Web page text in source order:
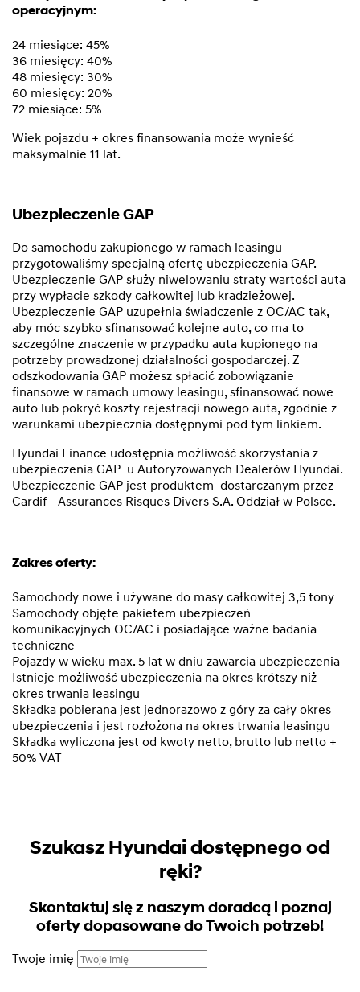
operacyjnym:
24 miesiące: 45%
36 miesięcy: 40%
48 miesięcy: 30%
60 miesięcy: 20%
72 miesiące: 5%
Wiek pojazdu + okres finansowania może wynieść
maksymalnie 11 lat.
Ubezpieczenie GAP
Do samochodu zakupionego w ramach leasingu
przygotowaliśmy specjalną ofertę ubezpieczenia GAP.
Ubezpieczenie GAP służy niwelowaniu straty wartości auta
przy wypłacie szkody całkowitej lub kradzieżowej.
Ubezpieczenie GAP uzupełnia świadczenie z OC/AC tak,
aby móc szybko sfinansować kolejne auto, co ma to
szczególne znaczenie w przypadku auta kupionego na
potrzeby prowadzonej działalności gospodarczej. Z
odszkodowania GAP możesz spłacić zobowiązanie
finansowe w ramach umowy leasingu, sfinansować nowe
auto lub pokryć koszty rejestracji nowego auta, zgodnie z
warunkami ubezpiecznia dostępnymi pod tym linkiem.
Hyundai Finance udostępnia możliwość skorzystania z
ubezpieczenia GAP u Autoryzowanych Dealerów Hyundai.
Ubezpieczenie GAP jest produktem dostarczanym przez
Cardif - Assurances Risques Divers S.A. Oddział w Polsce.
Zakres oferty:
Samochody nowe i używane do masy całkowitej 3,5 tony
Samochody objęte pakietem ubezpieczeń
komunikacyjnych OC/AC i posiadające ważne badania
techniczne
Pojazdy w wieku max. 5 lat w dniu zawarcia ubezpieczenia
Istnieje możliwość ubezpieczenia na okres krótszy niż
okres trwania leasingu
Składka pobierana jest jednorazowo z góry za cały okres
ubezpieczenia i jest rozłożona na okres trwania leasingu
Składka wyliczona jest od kwoty netto, brutto lub netto +
50% VAT
Szukasz Hyundai dostępnego od
ręki?
Skontaktuj się z naszym doradcą i poznaj
oferty dopasowane do Twoich potrzeb!
Twoje imię